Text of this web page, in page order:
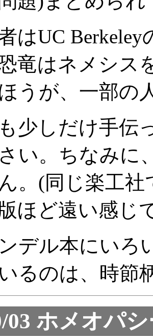
はUC
恐竜はネメシ
うが、一部の
少しだけ手伝
い。ちなみに
。(同じ楽工
ほど遠い感じ
デル本にいろ
るのは、時節
03 ホメオパ